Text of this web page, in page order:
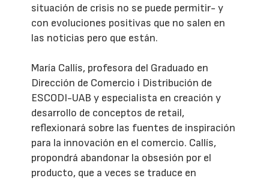
situación de crisis no se puede permitir- y
con evoluciones positivas que no salen en
las noticias pero que están.
María Callís, profesora del Graduado en
Dirección de Comercio i Distribución de
ESCODI-UAB y especialista en creación y
desarrollo de conceptos de retail,
reflexionará sobre las fuentes de inspiración
para la innovación en el comercio. Callís,
propondrá abandonar la obsesión por el
producto, que a veces se traduce en